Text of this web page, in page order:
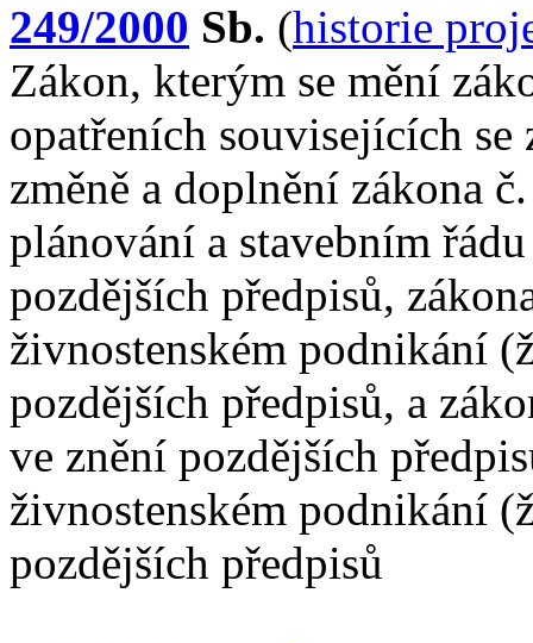
249/2000 Sb. (historie
Zákon, kterým se mění
opatřeních souvisejících se
změně a doplnění zákona
plánování a stavebním
pozdějších předpisů,
živnostenském podnikání
pozdějších předpisů, a
ve znění pozdějších
živnostenském podnikání
pozdějších předpisů